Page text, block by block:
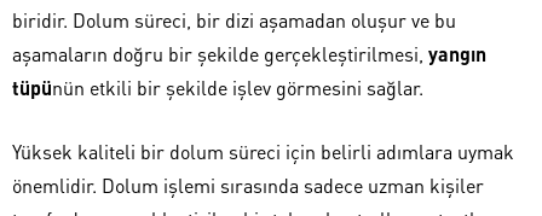
biridir. Dolum süreci, bir dizi aşamadan oluşur ve bu
aşamaların doğru bir şekilde gerçekleştirilmesi, yangın
tüpünün etkili bir şekilde işlev görmesini sağlar.
Yüksek kaliteli bir dolum süreci için belirli adımlara uymak
önemlidir. Dolum işlemi sırasında sadece uzman kişiler